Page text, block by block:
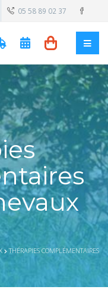
05 58 89 02 37
THÉRAPIES COMPLÉMENTAIRES